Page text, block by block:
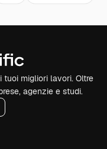
tuoi migliori lavori. Oltre
agenzie e studi.